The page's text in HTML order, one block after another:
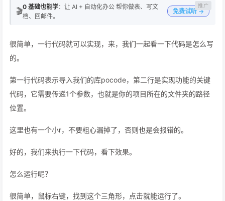
🎬0 基础也能学：让 AI + 自动化办公 帮你做表、写文
档、回邮件。
免费试听 →
很简单，一行代码就可以实现，来，我们一起看一下代码是怎么写
的。
第一行代码表示导入我们的库pocode，第二行是实现功能的关键
代码，它需要传递1个参数，也就是你的项目所在的文件夹的路径
位置。
这里也有一个小r，不要粗心漏掉了，否则也是会报错的。
好的，我们来执行一下代码，看下效果。
怎么运行呢？
很简单，鼠标右键，找到这个三角形，点击就能运行了。